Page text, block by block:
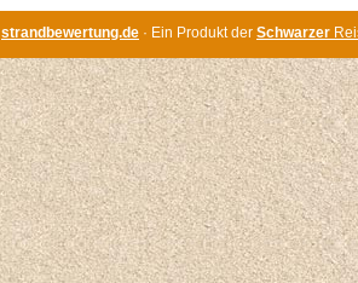
strandbewertung.de · Ein Produkt der Schwarzer